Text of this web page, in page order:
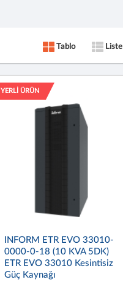
Tablo Liste
YERLİ ÜRÜN
INFORM ETR EVO 33010-
0000-0-18 (10 KVA 5DK)
ETR EVO 33010 Kesintisiz
Güç Kaynağı